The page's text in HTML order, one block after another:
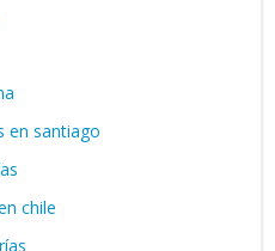
en santiago
chile